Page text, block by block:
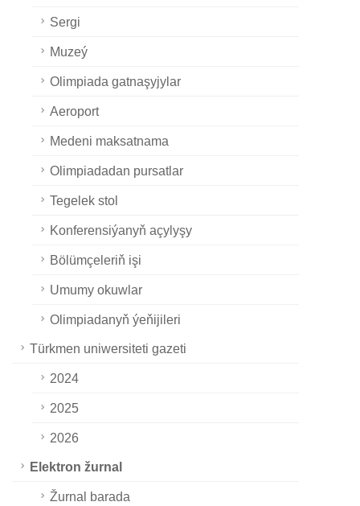
Sergi
Muzeý
Olimpiada gatnaşyjylar
Aeroport
Medeni maksatnama
Olimpiadadan pursatlar
Tegelek stol
Konferensiýanyň açylyşy
Bölümçeleriň işi
Umumy okuwlar
Olimpiadanyň ýeňijileri
Türkmen uniwersiteti gazeti
2024
2025
2026
Elektron žurnal
Žurnal barada